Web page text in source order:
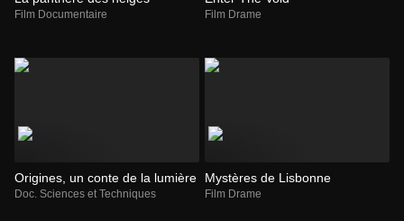
Film Documentaire Film Drame
Origines, un conte de la lumière
Doc. Sciences et Techniques
Mystères de Lisbonne
Film Drame